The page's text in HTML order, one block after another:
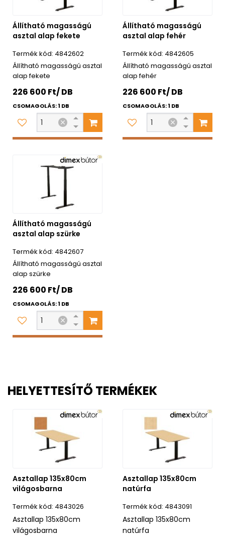
Állítható magasságú
asztal alap fekete
4842602
Állítható magasságú asztal
alap fekete
226 600 Ft/ DB
CSOMAGOLÁS: 1 DB
Állítható magasságú
asztal alap fehér
4842605
Állítható magasságú asztal
alap fehér
226 600 Ft/ DB
CSOMAGOLÁS: 1 DB
Állítható magasságú
asztal alap szürke
4842607
Állítható magasságú asztal
alap szürke
226 600 Ft/ DB
CSOMAGOLÁS: 1 DB
HELYETTESÍTŐ TERMÉKEK
Asztallap 135x80cm
világosbarna
4843026
Asztallap 135x80cm
világosbarna
Asztallap 135x80cm
natúrfa
4843091
Asztallap 135x80cm
natúrfa